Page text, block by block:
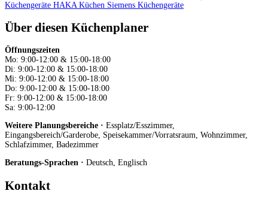
Küchengeräte HAKA Küchen Siemens Küchengeräte
Über diesen Küchenplaner
Öffnungszeiten
Mo: 9:00-12:00 & 15:00-18:00
Di: 9:00-12:00 & 15:00-18:00
Mi: 9:00-12:00 & 15:00-18:00
Do: 9:00-12:00 & 15:00-18:00
Fr: 9:00-12:00 & 15:00-18:00
Sa: 9:00-12:00
Weitere Planungsbereiche · Essplatz/Esszimmer,
Eingangsbereich/Garderobe, Speisekammer/Vorratsraum, Wohnzimmer,
Schlafzimmer, Badezimmer
Beratungs-Sprachen · Deutsch, Englisch
Kontakt